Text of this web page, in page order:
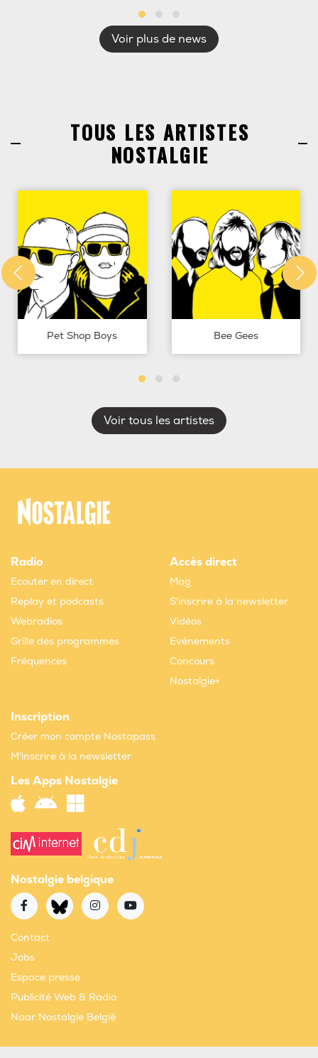
Voir plus de news
TOUS LES ARTISTES
NOSTALGIE
Pet Shop Boys Bee Gees
Voir tous les artistes
Radio
Ecouter en direct
Replay et podcasts
Webradios
Grille des programmes
Fréquences
Accès direct
Mag
S'inscrire à la newsletter
Vidéos
Evènements
Concours
Nostalgie+
Inscription
Créer mon compte Nostapass
M'inscrire à la newsletter
Les Apps Nostalgie
Nostalgie belgique
Contact
Jobs
Espace presse
Publicité Web & Radio
Naar Nostalgie België